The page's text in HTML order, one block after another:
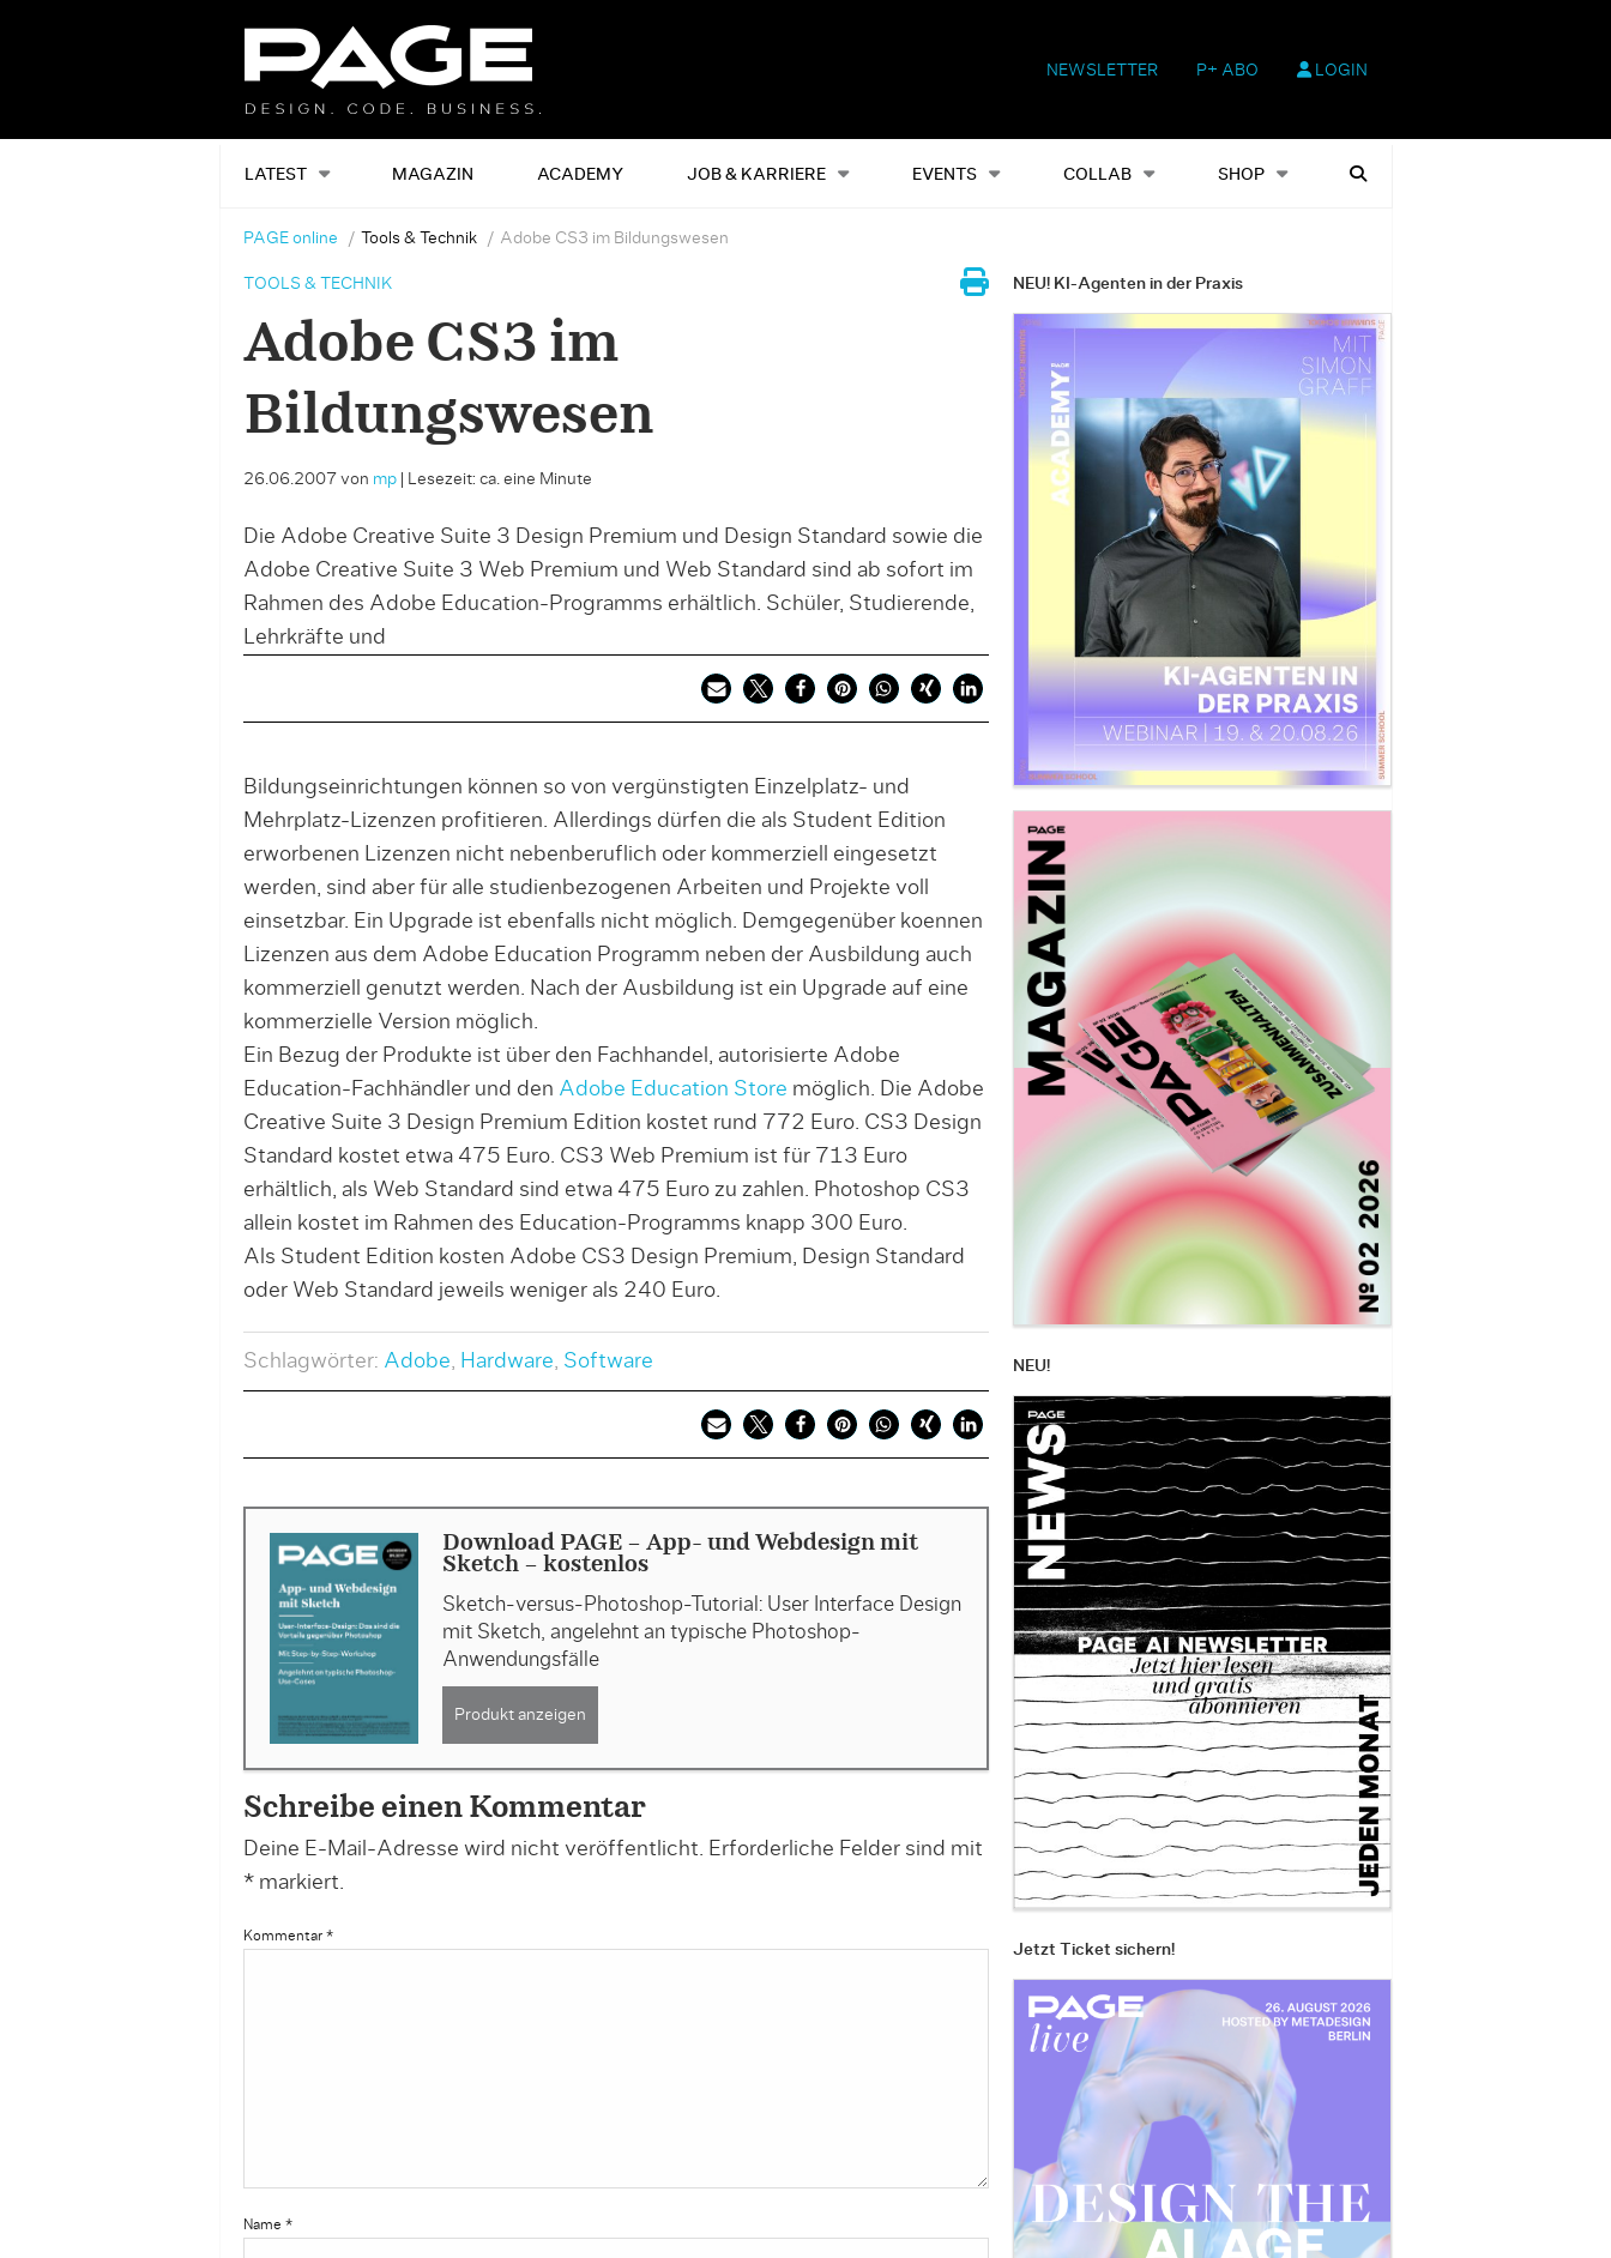
NEWSLETTER P+ ABO LOGIN
LATEST MAGAZIN ACADEMY JOB & KARRIERE EVENTS COLLAB SHOP
Alles Events Shop Heftausgaben Suchen
PAGE online Tools & Technik Adobe CS3 im Bildungswesen
TOOLS & TECHNIK
Adobe CS3 im
Bildungswesen
26.06.2007 von mp| Lesezeit: ca. eine Minute
Die Adobe Creative Suite 3 Design Premium und Design Standard sowie die
Adobe Creative Suite 3 Web Premium und Web Standard sind ab sofort im
Rahmen des Adobe Education-Programms erhältlich. Schüler, Studierende,
Lehrkräfte und
Bildungseinrichtungen können so von vergünstigten Einzelplatz- und
Mehrplatz-Lizenzen profitieren. Allerdings dürfen die als Student Edition
erworbenen Lizenzen nicht nebenberuflich oder kommerziell eingesetzt
werden, sind aber für alle studienbezogenen Arbeiten und Projekte voll
einsetzbar. Ein Upgrade ist ebenfalls nicht möglich. Demgegenüber koennen
Lizenzen aus dem Adobe Education Programm neben der Ausbildung auch
kommerziell genutzt werden. Nach der Ausbildung ist ein Upgrade auf eine
kommerzielle Version möglich.
Ein Bezug der Produkte ist über den Fachhandel, autorisierte Adobe
Education-Fachhändler und den Adobe Education Store möglich. Die Adobe
Creative Suite 3 Design Premium Edition kostet rund 772 Euro. CS3 Design
Standard kostet etwa 475 Euro. CS3 Web Premium ist für 713 Euro
erhältlich, als Web Standard sind etwa 475 Euro zu zahlen. Photoshop CS3
allein kostet im Rahmen des Education-Programms knapp 300 Euro.
Als Student Edition kosten Adobe CS3 Design Premium, Design Standard
oder Web Standard jeweils weniger als 240 Euro.
Schlagwörter: Adobe, Hardware, Software
Download PAGE - App- und Webdesign mit
Sketch - kostenlos
Sketch-versus-Photoshop-Tutorial: User Interface Design
mit Sketch, angelehnt an typische Photoshop-
Anwendungsfälle
Produkt anzeigen
Schreibe einen Kommentar
Deine E-Mail-Adresse wird nicht veröffentlicht. Erforderliche Felder sind mit
*markiert.
Kommentar *
Name *
NEU! KI-Agenten in der Praxis
NEU!
Jetzt Ticket sichern!